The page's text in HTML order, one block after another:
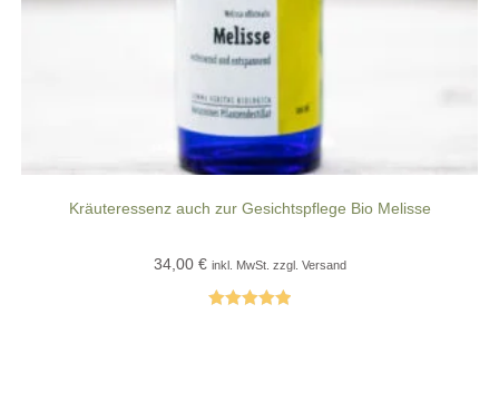
Kräuteressenz auch zur Gesichtspflege Bio Melisse
34,00 € inkl. MwSt. zzgl. Versand